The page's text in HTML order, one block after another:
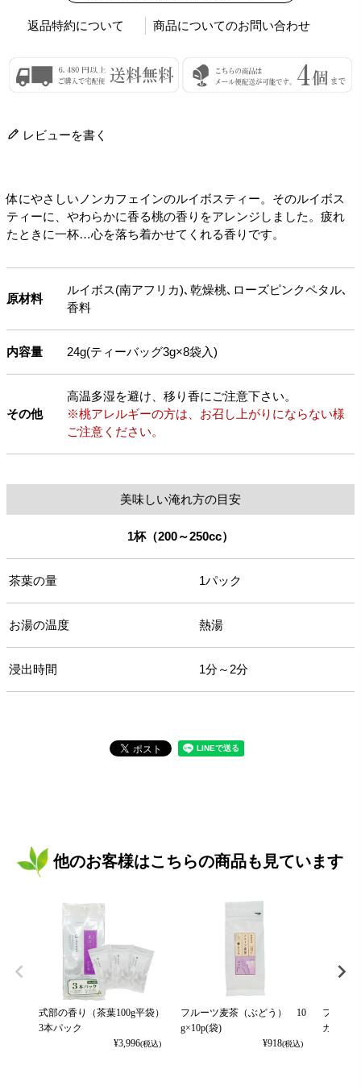
返品特約について 商品についてのお問い合わせ
レビューを書く
体にやさしいノンカフェインのルイボスティー。そのルイボス
ティーに、やわらかに香る桃の香りをアレンジしました。疲れ
たときに一杯…心を落ち着かせてくれる香りです。
原材料
ルイボス(南アフリカ)､乾燥桃､ローズピンクペタル､
香料
内容量 24g(ティーバッグ3g×8袋入)
その他
高温多湿を避け、移り香にご注意下さい。
※桃アレルギーの方は、お召し上がりにならない様
ご注意ください。
美味しい淹れ方の目安
1杯（200～250cc）
茶葉の量 1パック
お湯の温度 熱湯
浸出時間 1分～2分
他のお客様はこちらの商品も見ています
式部の香り（茶葉100g平袋）
3本パック
¥3,996(税込)
フルーツ麦茶（ぶどう） 10
g×10p(袋)
¥918(税込)
フルー
カット